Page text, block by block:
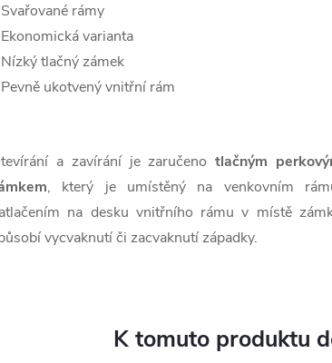
rámy
varianta
tlačný zámek
ukotvený vnitřní rám
a zavírání je zaručenotlačným
, který je umístěný na venkovním
na desku vnitřního rámu v místě
vycvaknutí či zacvaknutí západky.
K tomuto produktu